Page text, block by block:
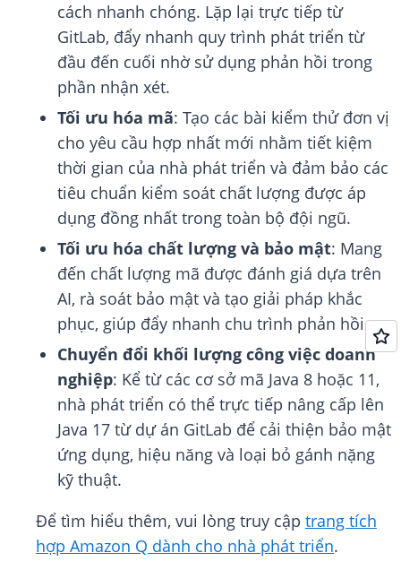
cách nhanh chóng. Lặp lại trực tiếp từ
GitLab, đẩy nhanh quy trình phát triển từ
đầu đến cuối nhờ sử dụng phản hồi trong
phần nhận xét.
Tối ưu hóa mã: Tạo các bài kiểm thử đơn vị
cho yêu cầu hợp nhất mới nhằm tiết kiệm
thời gian của nhà phát triển và đảm bảo các
tiêu chuẩn kiểm soát chất lượng được áp
dụng đồng nhất trong toàn bộ đội ngũ.
Tối ưu hóa chất lượng và bảo mật: Mang
đến chất lượng mã được đánh giá dựa trên
AI, rà soát bảo mật và tạo giải pháp khắc
phục, giúp đẩy nhanh chu trình phản hồi.
Chuyển đổi khối lượng công việc doanh
nghiệp: Kể từ các cơ sở mã Java 8 hoặc 11,
nhà phát triển có thể trực tiếp nâng cấp lên
Java 17 từ dự án GitLab để cải thiện bảo mật
ứng dụng, hiệu năng và loại bỏ gánh nặng
kỹ thuật.
Để tìm hiểu thêm, vui lòng truy cập trang tích
hợp Amazon Q dành cho nhà phát triển.